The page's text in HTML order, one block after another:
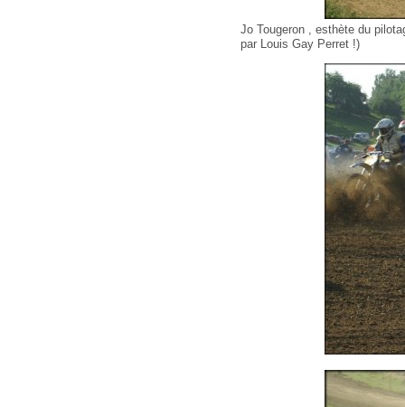
Jo Tougeron , esthète du
par Louis Gay Perret !)